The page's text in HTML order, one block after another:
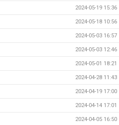
2024-05-19 15:36
2024-05-18 10:56
2024-05-03 16:57
2024-05-03 12:46
2024-05-01 18:21
2024-04-28 11:43
2024-04-19 17:00
2024-04-14 17:01
2024-04-05 16:50